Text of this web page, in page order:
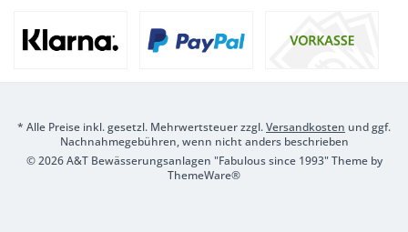
* Alle Preise inkl. gesetzl. Mehrwertsteuer zzgl.Versandkosten und ggf.
Nachnahmegebühren, wenn nicht anders beschrieben
© 2026 A&T Bewässerungsanlagen "Fabulous since 1993" Theme by
ThemeWare®